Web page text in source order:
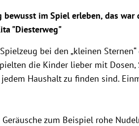
bewusst im Spiel erleben, das
"Diesterweg"
bei den „kleinen
die Kinder lieber mit
Haushalt zu finden sind.
zum Beispiel rohe